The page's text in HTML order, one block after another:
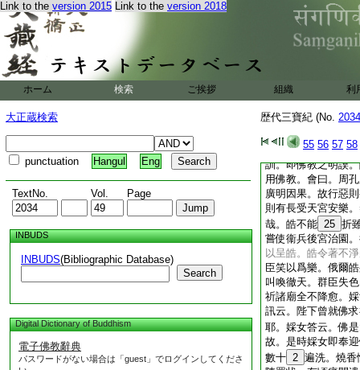
Link to the version 2015 Link to the version 2018
ホーム 検索 ご挨拶 組織 利
大正蔵検索
punctuation Hangul Eng
TextNo. Vol. Page
INBUDS
INBUDS(Bibliographic Database)
Search
Digital Dictionary of Buddhism
電子佛教辭典
パスワードがない場合は「guest」でログインしてくださ
歴代三寶紀 (No.
55 56 57 58
誓云。玄化既
雷霆震撃聾者不聞
而有會萬里斯通。
所明善惡報應。何
醴泉涌嘉苗出生。
惡於隱。鬼得而誅
詩詠求福不迴。易
訓。即佛教之明謨
用佛教。會曰。周
廣明因果。故行惡
則有長受天宮安樂
哉。皓不能 25 折
嘗使衞兵後宮治園
以呈皓。皓令著不
臣笑以爲樂。俄爾
叫喚徹天。群臣失
祈諸廟全不降愈。
訊云。陛下曾就佛
耶。婇女答云。佛
故。是時婇女即奉
數十 2 遍洗。燒香